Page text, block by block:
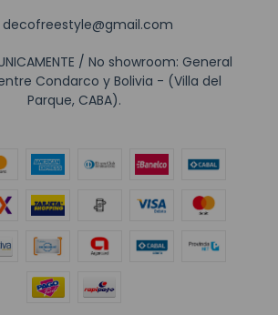
decofreestyle@gmail.com
/ No showroom: General
Condarco y Bolivia - (Villa del
Parque, CABA).